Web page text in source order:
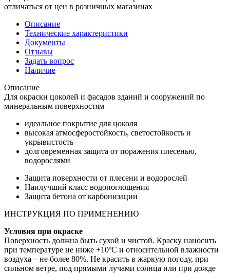
отличаться от цен в розничных магазинах
Описание
Технические характеристики
Документы
Отзывы
Задать вопрос
Наличие
Описание
Для окраски цоколей и фасадов зданий и сооружений по
минеральным поверхностям
идеальное покрытие для цоколя
высокая атмосферостойкость, светостойкость и
укрывистость
долговременная защита от поражения плесенью,
водорослями
Защита поверхности от плесени и водорослей
Наилучший класс водопоглощения
Защита бетона от карбонизации
ИНСТРУКЦИЯ ПО ПРИМЕНЕНИЮ
Условия при окраске
Поверхность должна быть сухой и чистой. Краску наносить
при температуре не ниже +10ºС и относительной влажности
воздуха – не более 80%. Не красить в жаркую погоду, при
сильном ветре, под прямыми лучами солнца или при дожде